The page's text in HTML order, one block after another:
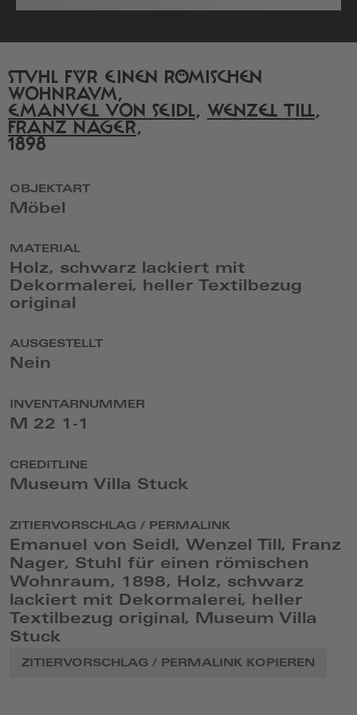
STUHL FÜR EINEN RÖMISCHEN
WOHNRAUM,
EMANUEL VON SEIDL, WENZEL TILL,
FRANZ NAGER,
1898
OBJEKTART
Möbel
MATERIAL
Holz, schwarz lackiert mit
Dekormalerei, heller Textilbezug
original
AUSGESTELLT
Nein
INVENTARNUMMER
M 22 1-1
CREDITLINE
Museum Villa Stuck
ZITIERVORSCHLAG / PERMALINK
Emanuel von Seidl, Wenzel Till, Franz
Nager, Stuhl für einen römischen
Wohnraum, 1898, Holz, schwarz
lackiert mit Dekormalerei, heller
Textilbezug original, Museum Villa
Stuck
ZITIERVORSCHLAG / PERMALINK KOPIEREN